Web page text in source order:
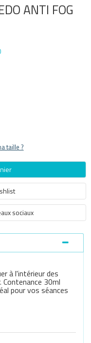
ANTI FOG
taille ?
sociaux
à l'intérieur des
Contenance 30ml
pour vos séances